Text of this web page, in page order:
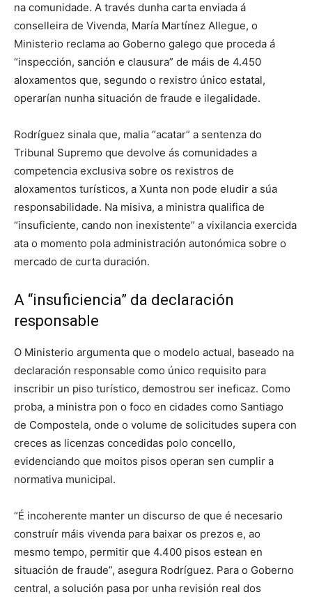
na comunidade. A través dunha carta enviada á
conselleira de Vivenda, María Martínez Allegue, o
Ministerio reclama ao Goberno galego que proceda á
“inspección, sanción e clausura” de máis de 4.450
aloxamentos que, segundo o rexistro único estatal,
operarían nunha situación de fraude e ilegalidade.
Rodríguez sinala que, malia “acatar” a sentenza do
Tribunal Supremo que devolve ás comunidades a
competencia exclusiva sobre os rexistros de
aloxamentos turísticos, a Xunta non pode eludir a súa
responsabilidade. Na misiva, a ministra qualifica de
“insuficiente, cando non inexistente” a vixilancia exercida
ata o momento pola administración autonómica sobre o
mercado de curta duración.
A “insuficiencia” da declaración
responsable
O Ministerio argumenta que o modelo actual, baseado na
declaración responsable como único requisito para
inscribir un piso turístico, demostrou ser ineficaz. Como
proba, a ministra pon o foco en cidades como Santiago
de Compostela, onde o volume de solicitudes supera con
creces as licenzas concedidas polo concello,
evidenciando que moitos pisos operan sen cumplir a
normativa municipal.
“É incoherente manter un discurso de que é necesario
construír máis vivenda para baixar os prezos e, ao
mesmo tempo, permitir que 4.400 pisos estean en
situación de fraude”, asegura Rodríguez. Para o Goberno
central, a solución pasa por unha revisión real dos